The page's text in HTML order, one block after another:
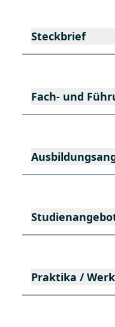
Steckbrief
Fach- und
Praktika /